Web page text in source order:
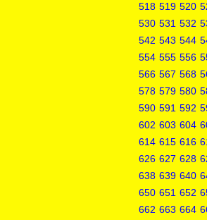
518 519 520
530 531 532
542 543 544
554 555 556
566 567 568
578 579 580
590 591 592
602 603 604
614 615 616
626 627 628
638 639 640
650 651 652
662 663 664